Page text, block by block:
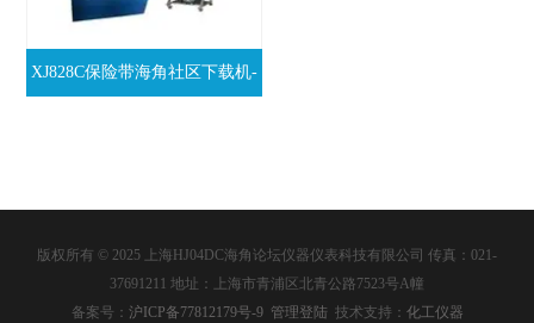
XJ828C保险带海角社区下载机-
版权所有 © 2025 上海HJ04DC海角论坛仪器仪表科技有限公司 传真：021-
37691211 地址：上海市青浦区北青公路7523号A幢
备案号： 沪ICP备77812179号-9 管理登陆 技术支持： 化工仪器